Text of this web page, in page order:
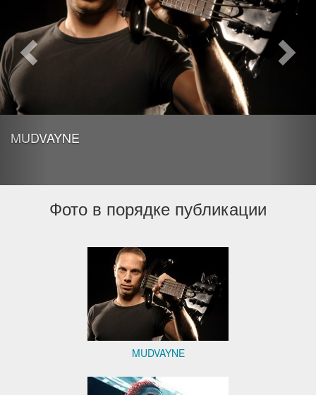
MUDVAYNE
Фото в порядке публикации
MUDVAYNE